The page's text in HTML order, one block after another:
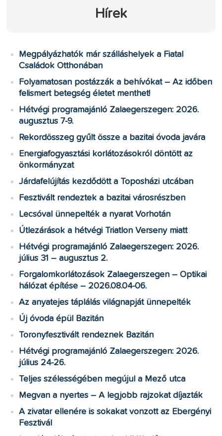
Hírek
Megpályázhatók már szálláshelyek a Fiatal
Családok Otthonában
Folyamatosan postázzák a behívókat – Az időben
felismert betegség életet menthet!
Hétvégi programajánló Zalaegerszegen: 2026.
augusztus 7-9.
Rekordösszeg gyűlt össze a bazitai óvoda javára
Energiafogyasztási korlátozásokról döntött az
önkormányzat
Járdafelújítás kezdődött a Toposházi utcában
Fesztivált rendeztek a bazitai városrészben
Lecsóval ünnepelték a nyarat Vorhotán
Útlezárások a hétvégi Triatlon Verseny miatt
Hétvégi programajánló Zalaegerszegen: 2026.
július 31 – augusztus 2.
Forgalomkorlátozások Zalaegerszegen – Optikai
hálózat építése – 2026.08.04-06.
Az anyatejes táplálás világnapját ünnepelték
Új óvoda épül Bazitán
Toronyfesztivált rendeznek Bazitán
Hétvégi programajánló Zalaegerszegen: 2026.
július 24-26.
Teljes szélességében megújul a Mező utca
Megvan a nyertes – A legjobb rajzokat díjazták
A zivatar ellenére is sokakat vonzott az Ebergényi
Fesztivál